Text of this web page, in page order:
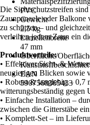
PVC
Gewicht
2,5 kg
Lamellenbreite
47 mm
Oberfläche/
Kunststoffbeschichtet
EAN
5907568365433
Die Sichtschutzstreifen
Zaunpaneele oder
zu schützen – und
verleihen jedem Zaun ein
Produktvorteile:
• Effektiver Sicht- &
neugierigen Blicken sowie
• Robust & langlebig – 0,7
witterungsbeständig gegen
• Einfache Installation –
zwischen die Gitterstäbe
• Komplett-Set – im